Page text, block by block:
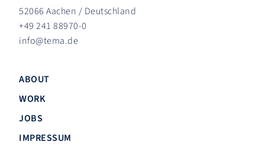
52066 Aachen / Deutschland
+49 241 88970-0
info@tema.de
ABOUT
WORK
JOBS
IMPRESSUM